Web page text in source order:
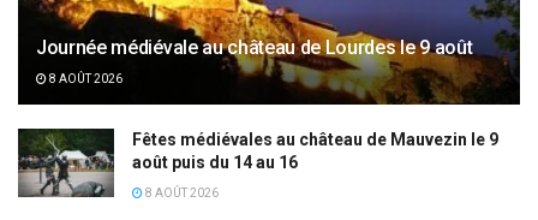
Journée médiévale au château de Lourdes le 9 août
8 AOÛT 2026
Fêtes médiévales au château de Mauvezin le 9
août puis du 14 au 16
8 AOÛT 2026